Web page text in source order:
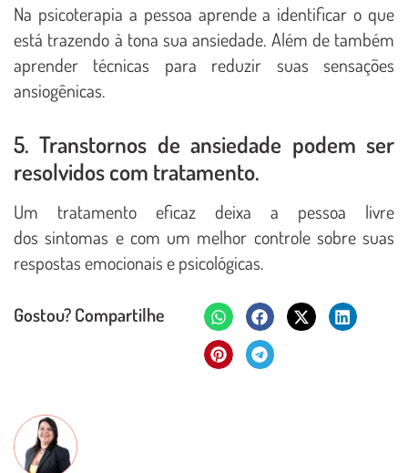
Na psicoterapia a pessoa aprende a identificar o que
está trazendo à tona sua ansiedade. Além de também
aprender técnicas para reduzir suas sensações
ansiogênicas.
5. Transtornos de ansiedade podem ser
resolvidos com tratamento.
Um tratamento eficaz deixa a pessoa livre
dos sintomas e com um melhor controle sobre suas
respostas emocionais e psicológicas.
Gostou? Compartilhe